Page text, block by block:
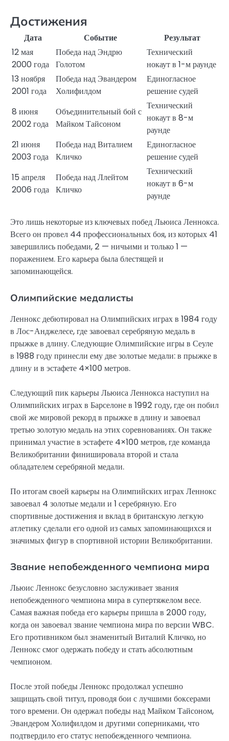
Достижения
Дата Событие
Результат
12 мая
2000 года
Победа над Эндрю
Голотом
Технический
нокаут в 1-м раунде
13 ноября
2001 года
Победа над Эвандером
Холифилдом
Единогласное
решение судей
8 июня
2002 года
Объединительный бой с
Майком Тайсоном
Технический
нокаут в 8-м
раунде
21 июня
2003 года
Победа над Виталием
Кличко
Единогласное
решение судей
15 апреля
2006 года
Победа над Ллейтом
Кличко
Технический
нокаут в 6-м
раунде
Это лишь некоторые из ключевых побед Льюиса Леннокса.
Всего он провел 44 профессиональных боя, из которых 41
завершились победами, 2 — ничьими и только 1 —
поражением. Его карьера была блестящей и
запоминающейся.
Олимпийские медалисты
Леннокс дебютировал на Олимпийских играх в 1984 году
в Лос-Анджелесе, где завоевал серебряную медаль в
прыжке в длину. Следующие Олимпийские игры в Сеуле
в 1988 году принесли ему две золотые медали: в прыжке в
длину и в эстафете 4×100 метров.
Следующий пик карьеры Льюиса Леннокса наступил на
Олимпийских играх в Барселоне в 1992 году, где он побил
свой же мировой рекорд в прыжке в длину и завоевал
третью золотую медаль на этих соревнованиях. Он также
принимал участие в эстафете 4×100 метров, где команда
Великобритании финишировала второй и стала
обладателем серебряной медали.
По итогам своей карьеры на Олимпийских играх Леннокс
завоевал 4 золотые медали и 1 серебряную. Его
спортивные достижения и вклад в британскую легкую
атлетику сделали его одной из самых запоминающихся и
значимых фигур в спортивной истории Великобритании.
Звание непобежденного чемпиона мира
Льюис Леннокс безусловно заслуживает звания
непобежденного чемпиона мира в супертяжелом весе.
Самая важная победа его карьеры пришла в 2000 году,
когда он завоевал звание чемпиона мира по версии WBC.
Его противником был знаменитый Виталий Кличко, но
Леннокс смог одержать победу и стать абсолютным
чемпионом.
После этой победы Леннокс продолжал успешно
защищать свой титул, проводя бои с лучшими боксерами
того времени. Он одержал победы над Майком Тайсоном,
Эвандером Холифилдом и другими соперниками, что
подтвердило его статус непобежденного чемпиона.